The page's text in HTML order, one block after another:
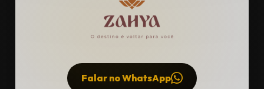
HOSPEDAGENS
selecionadospróximos ao evento.
Garanta sua estadia com a melhor
Falar no WhatsApp